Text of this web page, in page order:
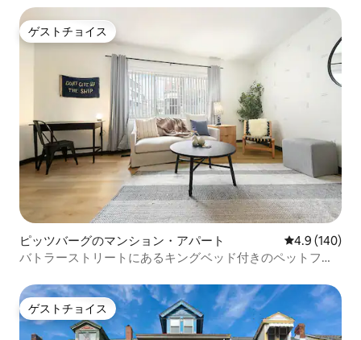
ゲストチョイス
ゲストチョイス
ピッツバーグのマンション・アパート レビュー140
4.9 (140)
バトラーストリートにあるキングベッド付きのペットフレ
ゲストチョイス
ゲストチョイス